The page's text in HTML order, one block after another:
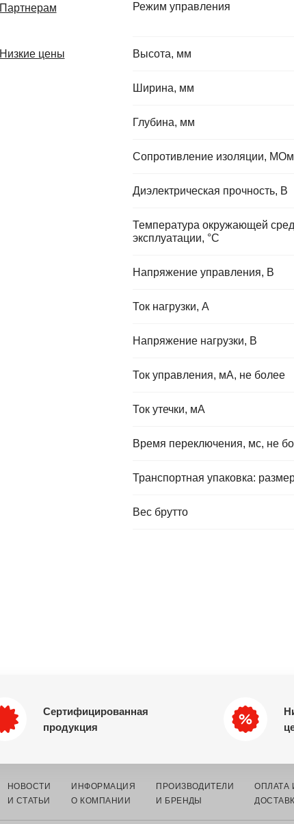
Партнерам
Низкие цены
Режим управления
Высота, мм
Ширина, мм
Глубина, мм
Сопротивление изоляции,
Диэлектрическая прочность, В
Температура окружающей
эксплуатации, °C
Напряжение управления, В
Ток нагрузки, А
Напряжение нагрузки, В
Ток управления, мА, не более
Ток утечки, мА
Время переключения, мс, не
Транспортная упаковка:
Вес брутто
Сертифицированная
продукция
НОВОСТИ
И СТАТЬИ
ИНФОРМАЦИЯ
О КОМПАНИИ
ПРОИЗВОДИТЕЛИ
И БРЕНДЫ
ОПЛАТА